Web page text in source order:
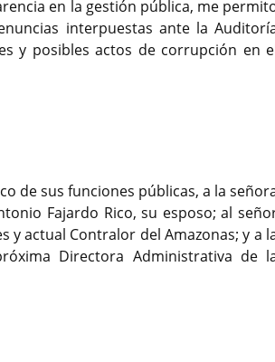
en la gestión pública, me
interpuestas ante la
y posibles actos de corrupción en
de sus funciones públicas, a la
Fajardo Rico, su esposo; al
actual Contralor del Amazonas; y a
Directora Administrativa de